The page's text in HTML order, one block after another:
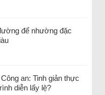
để nhường đặc
an: Tinh giản thực
diễn lấy lệ?